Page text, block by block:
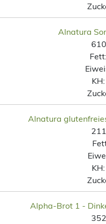
Alnatura
Fett:
KH:
Alnatura
KH:
Alpha-Brot 1 -